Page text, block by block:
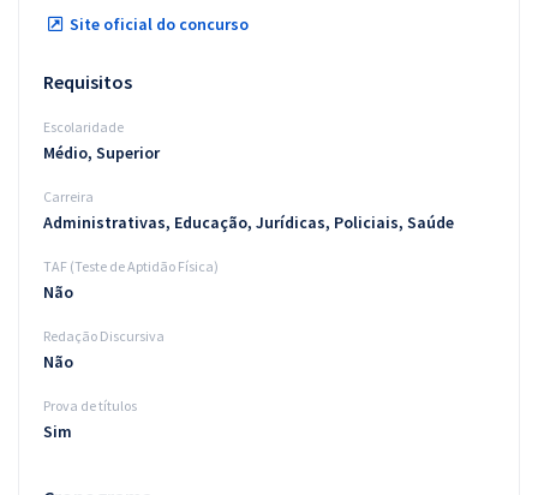
Site oficial do concurso
Requisitos
Escolaridade
Médio, Superior
Carreira
Administrativas, Educação, Jurídicas, Policiais, Saúde
TAF (Teste de Aptidão Física)
Não
Redação Discursiva
Não
Prova de títulos
Sim